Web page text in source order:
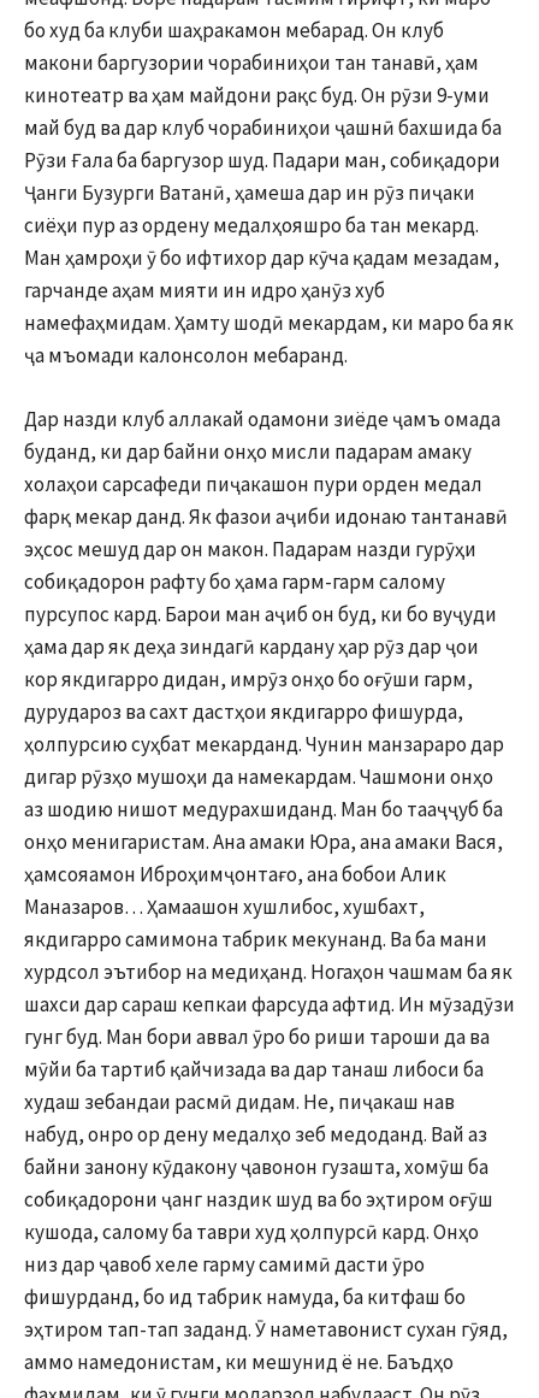
бо худ ба клуби шаҳракамон мебарад. Он клуб
макони баргузории чорабиниҳои тан танавӣ, ҳам
кинотеатр ва ҳам майдони рақс буд. Он рӯзи 9-уми
май буд ва дар клуб чорабиниҳои ҷашнӣ бахшида ба
Рӯзи Ғала ба баргузор шуд. Падари ман, собиқадори
Ҷанги Бузурги Ватанӣ, ҳамеша дар ин рӯз пиҷаки
сиёҳи пур аз ордену медалҳояшро ба тан мекард.
Ман ҳамроҳи ӯ бо ифтихор дар кӯча қадам мезадам,
гарчанде аҳам мияти ин идро ҳанӯз хуб
намефаҳмидам. Ҳамту шодӣ мекардам, ки маро ба як
ҷа мъомади калонсолон мебаранд.
Дар назди клуб аллакай одамони зиёде ҷамъ омада
буданд, ки дар байни онҳо мисли падарам амаку
холаҳои сарсафеди пиҷакашон пури орден медал
фарқ мекар данд. Як фазои аҷиби идонаю тантанавӣ
эҳсос мешуд дар он макон. Падарам назди гурӯҳи
собиқадорон рафту бо ҳама гарм-гарм салому
пурсупос кард. Барои ман аҷиб он буд, ки бо вуҷуди
ҳама дар як деҳа зиндагӣ кардану ҳар рӯз дар ҷои
кор якдигарро дидан, имрӯз онҳо бо оғӯши гарм,
дурудароз ва сахт дастҳои якдигарро фишурда,
ҳолпурсию суҳбат мекарданд. Чунин манзараро дар
дигар рӯзҳо мушоҳи да намекардам. Чашмони онҳо
аз шодию нишот медурахшиданд. Ман бо тааҷҷуб ба
онҳо менигаристам. Ана амаки Юра, ана амаки Вася,
ҳамсояамон Иброҳимҷонтағо, ана бобои Алик
Маназаров… Ҳамаашон хушлибос, хушбахт,
якдигарро самимона табрик мекунанд. Ва ба мани
хурдсол эътибор на медиҳанд. Ногаҳон чашмам ба як
шахси дар сараш кепкаи фарсуда афтид. Ин мӯзадӯзи
гунг буд. Ман бори аввал ӯро бо риши тароши да ва
мӯйи ба тартиб қайчизада ва дар танаш либоси ба
худаш зебандаи расмӣ дидам. Не, пиҷакаш нав
набуд, онро ор дену медалҳо зеб медоданд. Вай аз
байни занону кӯдакону ҷавонон гузашта, хомӯш ба
собиқадорони ҷанг наздик шуд ва бо эҳтиром оғӯш
кушода, салому ба таври худ ҳолпурсӣ кард. Онҳо
низ дар ҷавоб хеле гарму самимӣ дасти ӯро
фишурданд, бо ид табрик намуда, ба китфаш бо
эҳтиром тап-тап заданд. Ӯ наметавонист сухан гӯяд,
аммо намедонистам, ки мешунид ё не. Баъдҳо